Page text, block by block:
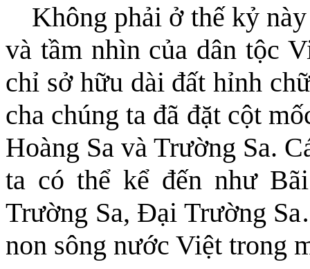
Không phải ở thế kỷ
và tầm nhìn của dân tộc
chỉ sở hữu dài đất hỉnh
cha chúng ta đã đặt cột
Hoàng Sa và Trường Sa.
ta có thể kể đến như
Trường Sa, Đại Trường
non sông nước Việt trong